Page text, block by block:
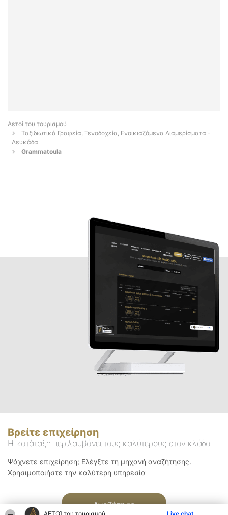
Αετοί του τουρισμού
Ταξιδιωτικά Γραφεία, Ξενοδοχεία, Ενοικιαζόμενα Διαμερίσματα -
Λευκάδα
Grammatoula
Βρείτε επιχείρηση
Η κατάταξη περιλαμβάνει τους καλύτερους στον κλάδο
Ψάχνετε επιχείρηση; Ελέγξτε τη μηχανή αναζήτησης.
Χρησιμοποιήστε την καλύτερη υπηρεσία
Αναζήτηση